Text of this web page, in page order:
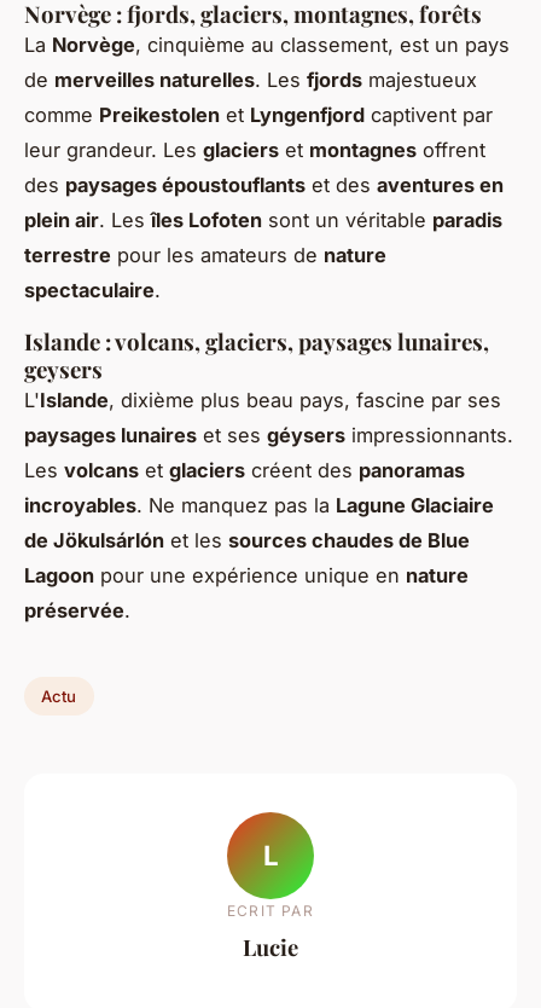
Norvège : fjords, glaciers, montagnes, forêts
La Norvège, cinquième au classement, est un pays
de merveilles naturelles. Les fjords majestueux
comme Preikestolen et Lyngenfjord captivent par
leur grandeur. Les glaciers et montagnes offrent
des paysages époustouflants et des aventures en
plein air. Lesîles Lofoten sont un véritable paradis
terrestre pour les amateurs de nature
spectaculaire.
Islande : volcans, glaciers, paysages lunaires,
geysers
L'Islande, dixième plus beau pays, fascine par ses
paysages lunaires et ses géysers impressionnants.
Les volcans et glaciers créent des panoramas
incroyables. Ne manquez pas la Lagune Glaciaire
de Jökulsárlón et les sources chaudes de Blue
Lagoon pour une expérience unique en nature
préservée.
Actu
L
ECRIT PAR
Lucie